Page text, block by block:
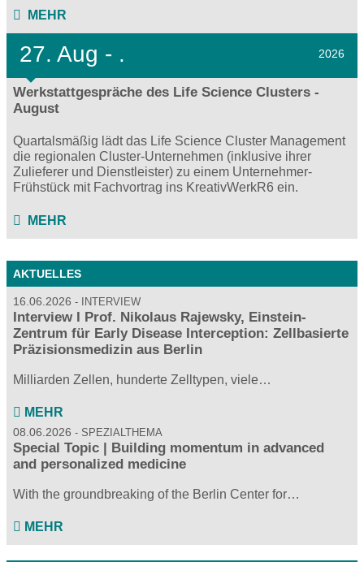
MEHR
27. Aug - . 2026
Werkstattgespräche des Life Science Clusters -
August
Quartalsmäßig lädt das Life Science Cluster Management
die regionalen Cluster-Unternehmen (inklusive ihrer
Zulieferer und Dienstleister) zu einem Unternehmer-
Frühstück mit Fachvortrag ins KreativWerkR6 ein.
MEHR
AKTUELLES
16.06.2026 INTERVIEW
Interview I Prof. Nikolaus Rajewsky, Einstein-
Zentrum für Early Disease Interception: Zellbasierte
Präzisionsmedizin aus Berlin
Milliarden Zellen, hunderte Zelltypen, viele…
MEHR
08.06.2026 SPEZIALTHEMA
Special Topic | Building momentum in advanced
and personalized medicine
With the groundbreaking of the Berlin Center for…
MEHR